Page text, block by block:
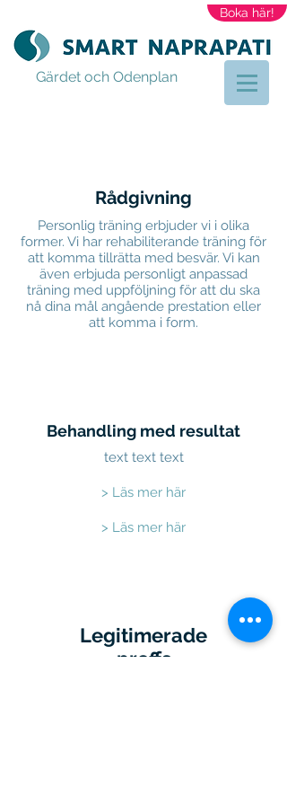
Boka här!
Gärdet och Odenplan
Rådgivning
Personlig träning erbjuder vi i olika
former. Vi har rehabiliterande träning för
att komma tillrätta med besvär. Vi kan
även erbjuda personligt anpassad
träning med uppföljning för att du ska
nå dina mål angående prestation eller
att komma i form.
Behandling med resultat
text text text
> Läs mer här
> Läs mer här
Legitimerade
proffs